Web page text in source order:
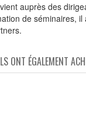
auprès des
de séminaires,
ONT ÉGALEMENT